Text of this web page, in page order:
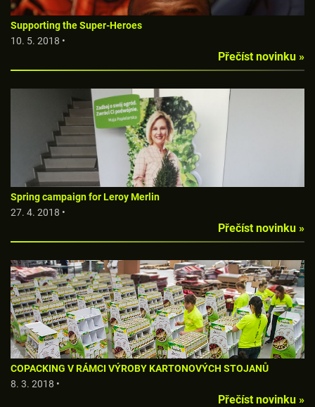
Supporting the Super-Heroes
10. 5. 2018 •
Přečíst novinku »
Spring campaign for Leroy Merlin
27. 4. 2018 •
Přečíst novinku »
COPACKING V RÁMCI VÝROBY KARTONOVÝCH STOJANŮ
8. 3. 2018 •
Přečíst novinku »